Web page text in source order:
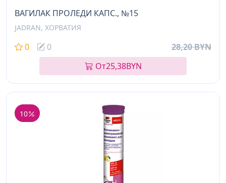
ВАГИЛАК ПРОЛЕДИ КАПС., №15
JADRAN, ХОРВАТИЯ
0 0
28,20 BYN
От25,38BYN
10